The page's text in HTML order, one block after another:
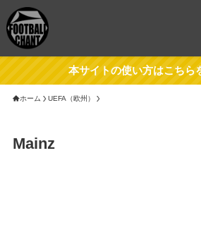
本サイトの使い方はこちら
ホーム UEFA（欧州）
Mainz